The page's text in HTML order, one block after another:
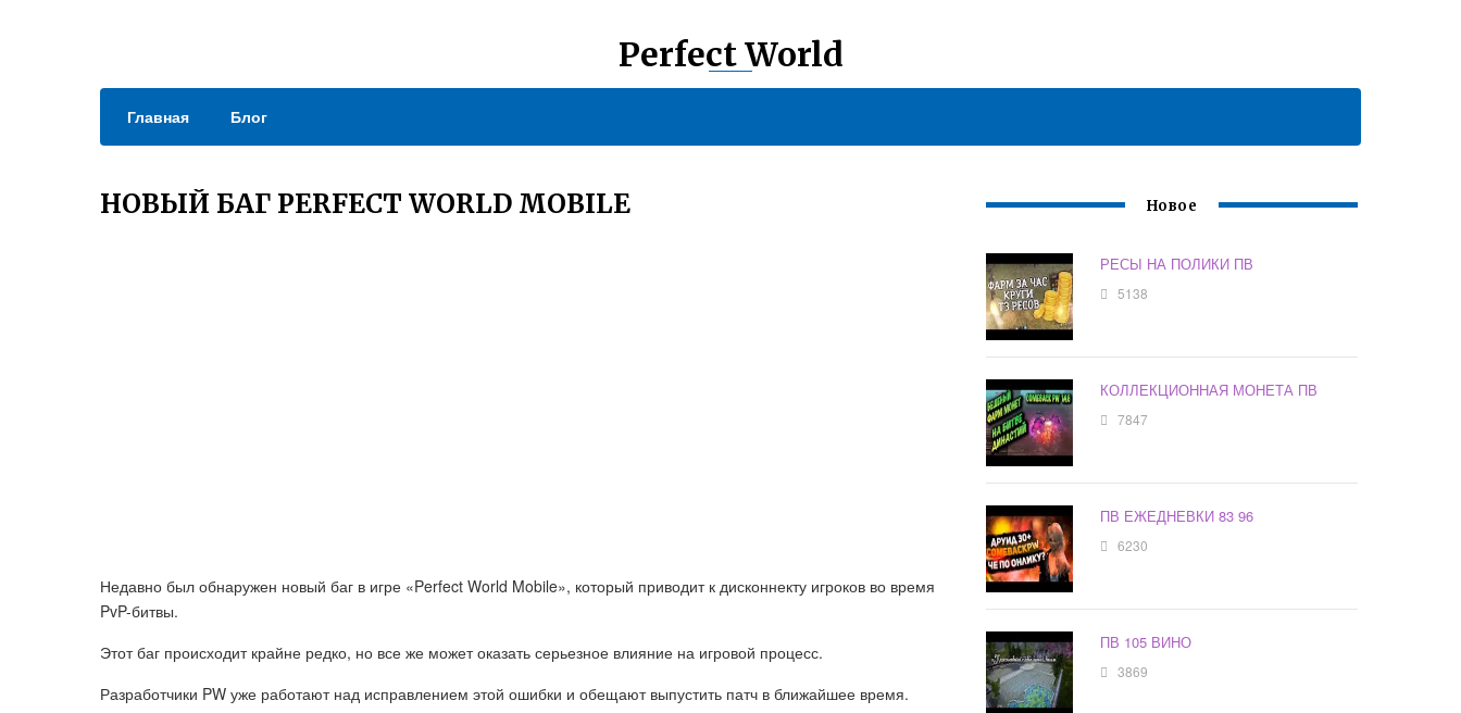
Perfect World
Главная Блог
НОВЫЙ БАГ PERFECT WORLD MOBILE
Недавно был обнаружен новый баг в игре «Perfect World Mobile», который приводит к дисконнекту игроков во время
PvP-битвы.
Этот баг происходит крайне редко, но все же может оказать серьезное влияние на игровой процесс.
Разработчики PW уже работают над исправлением этой ошибки и обещают выпустить патч в ближайшее время.
Новое
РЕСЫ НА ПОЛИКИ ПВ
5138
КОЛЛЕКЦИОННАЯ МОНЕТА ПВ
7847
ПВ ЕЖЕДНЕВКИ 83 96
6230
ПВ 105 ВИНО
3869